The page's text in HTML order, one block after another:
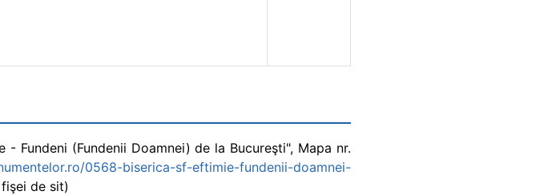
Fundeni (Fundenii Doamnei) de la Bucureşti", Mapa nr.
0568-biserica-sf-eftimie-fundenii-doamnei-
de sit)